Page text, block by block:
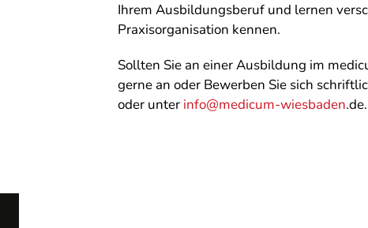
Ihrem Ausbildungsberuf und lernen
Praxisorganisation kennen.
Sollten Sie an einer Ausbildung im
gerne an oder Bewerben Sie sich
oder unter info@medicum-wiesbaden.de.